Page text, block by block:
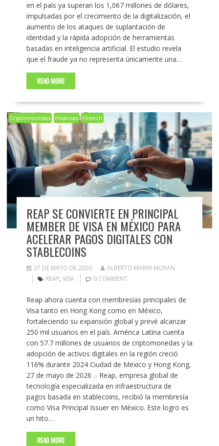
en el país ya superan los 1,067 millones de dólares,
impulsadas por el crecimiento de la digitalización, el
aumento de los ataques de suplantación de
identidad y la rápida adopción de herramientas
basadas en inteligencia artificial. El estudio revela
que el fraude ya no representa únicamente una…
READ MORE
Criptomonedas Finanzas Fintech
REAP SE CONVIERTE EN PRINCIPAL
MEMBER DE VISA EN MÉXICO PARA
ACELERAR PAGOS DIGITALES CON
STABLECOINS
27 DE MAYO DE 2026
ALBERTO MARIN MORAN
REAP, VISA 0 COMMENT
Reap ahora cuenta con membresías principales de
Visa tanto en Hong Kong como en México,
fortaleciendo su expansión global y prevé alcanzar
250 mil usuarios en el país. América Latina cuenta
con 57.7 millones de usuarios de criptomonedas y la
adopción de activos digitales en la región creció
116% durante 2024 Ciudad de México y Hong Kong,
27 de mayo de 2026 .- Reap, empresa global de
tecnología especializada en infraestructura de
pagos basada en stablecoins, recibió la membresía
como Visa Principal Issuer en México. Este logro es
un hito…
READ MORE